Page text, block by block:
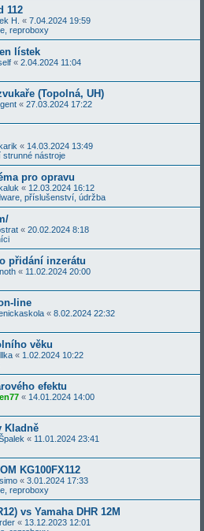
112
H. « 7.04.2024 19:59
reproboxy
lístek
« 2.04.2024 11:04
(Topolná, UH)
« 27.03.2024 17:22
« 14.03.2024 13:49
strunné nástroje
pro opravu
« 12.03.2024 16:12
příslušenství, údržba
« 20.02.2024 8:18
přidání inzerátu
« 11.02.2024 20:00
line
« 8.02.2024 22:32
věku
« 1.02.2024 10:22
efektu
« 14.01.2024 14:00
Kladně
« 11.01.2024 23:41
KG100FX112
« 3.01.2024 17:33
reproboxy
vs Yamaha DHR 12M
« 13.12.2023 12:01